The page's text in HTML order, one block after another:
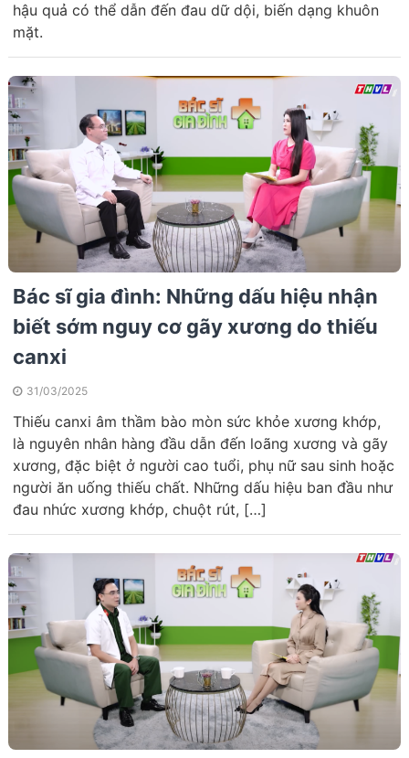
hậu quả có thể dẫn đến đau dữ dội, biến dạng khuôn
mặt.
Bác sĩ gia đình: Những dấu hiệu nhận
biết sớm nguy cơ gãy xương do thiếu
canxi
31/03/2025
Thiếu canxi âm thầm bào mòn sức khỏe xương khớp,
là nguyên nhân hàng đầu dẫn đến loãng xương và gãy
xương, đặc biệt ở người cao tuổi, phụ nữ sau sinh hoặc
người ăn uống thiếu chất. Những dấu hiệu ban đầu như
đau nhức xương khớp, chuột rút, […]